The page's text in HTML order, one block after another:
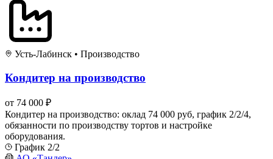
Усть-Лабинск • Производство
Кондитер на производство
от 74 000 ₽
Кондитер на производство: оклад 74 000 руб, график 2/2/4,
обязанности по производству тортов и настройке
оборудования.
График 2/2